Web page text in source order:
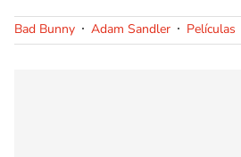
Bad Bunny Adam Sandler Películas